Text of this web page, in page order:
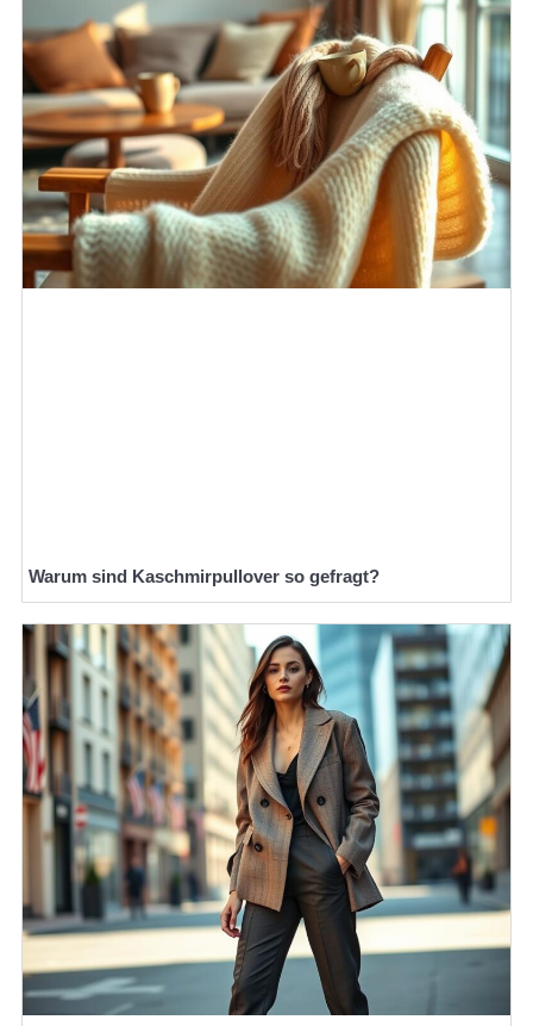
Warum sind Kaschmirpullover so gefragt?